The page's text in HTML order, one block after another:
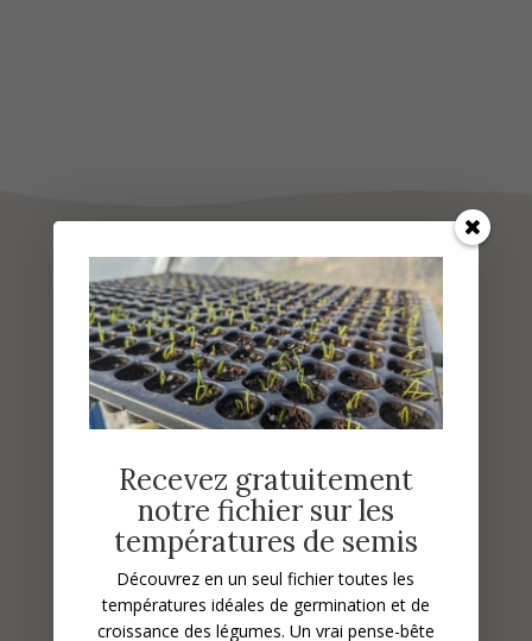
Vous aimerez sûrement :
Recevez gratuitement
notre fichier sur les
températures de semis
Découvrez en un seul fichier toutes les
températures idéales de germination et de
croissance des légumes. Un vrai pense-bête